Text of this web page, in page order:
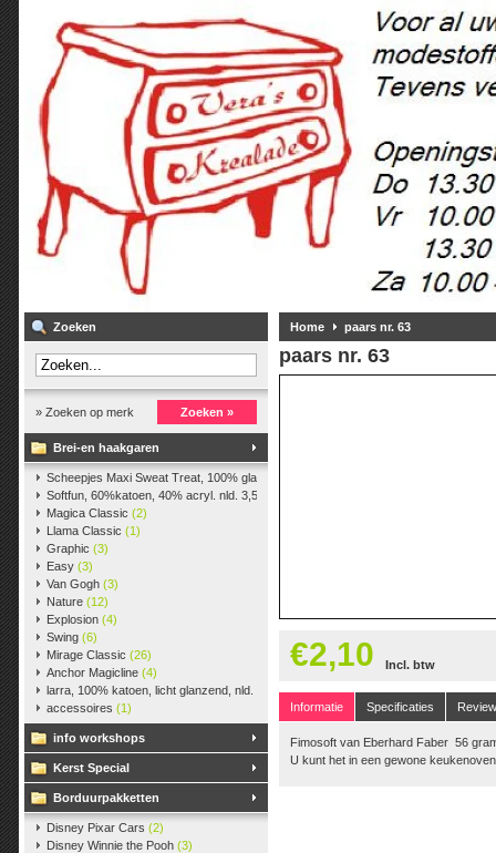
Zoeken
» Zoeken op merk Zoeken »
Brei-en haakgaren
Scheepjes Maxi Sweat Treat, 100% glanskatoen,25 gr.
Softfun, 60%katoen, 40% acryl. nld. 3,5-4. ca. 140m, 50 gr.
Magica Classic (2)
Llama Classic (1)
Graphic (3)
Easy (3)
Van Gogh (3)
Nature (12)
Explosion (4)
Swing (6)
Mirage Classic (26)
Anchor Magicline (4)
larra, 100% katoen, licht glanzend, nld. 2,5-3, ca. 125m, 50 gr.(38)
accessoires (1)
info workshops
Kerst Special
Borduurpakketten
Disney Pixar Cars (2)
Disney Winnie the Pooh (3)
Home paars nr. 63
paars nr. 63
€2,10 Incl. btw
Informatie Specificaties
Fimosoft van Eberhard Faber 56
U kunt het in een gewone